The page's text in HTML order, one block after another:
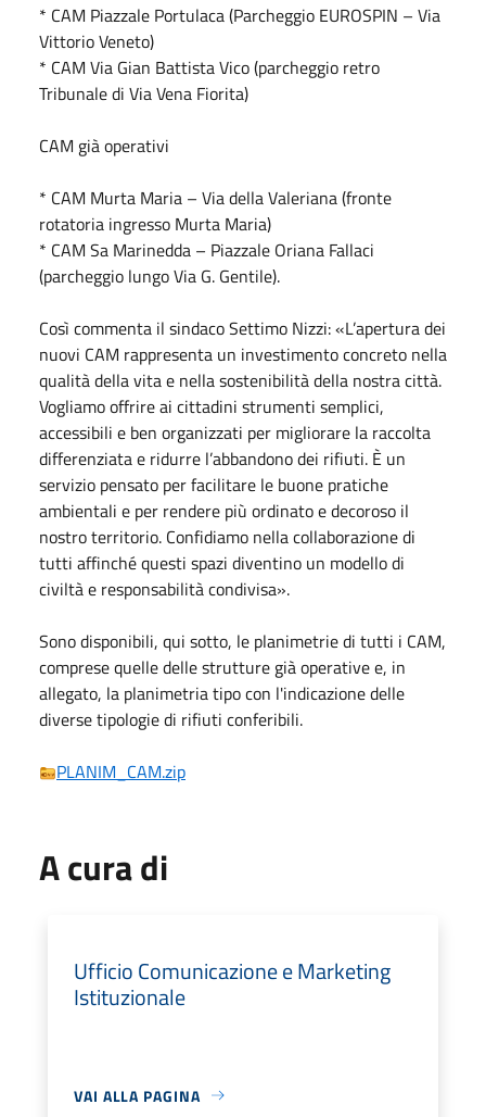
* CAM Piazzale Portulaca (Parcheggio EUROSPIN – Via
Vittorio Veneto)
* CAM Via Gian Battista Vico (parcheggio retro
Tribunale di Via Vena Fiorita)
CAM già operativi
* CAM Murta Maria – Via della Valeriana (fronte
rotatoria ingresso Murta Maria)
* CAM Sa Marinedda – Piazzale Oriana Fallaci
(parcheggio lungo Via G. Gentile).
Così commenta il sindaco Settimo Nizzi: «L’apertura dei
nuovi CAM rappresenta un investimento concreto nella
qualità della vita e nella sostenibilità della nostra città.
Vogliamo offrire ai cittadini strumenti semplici,
accessibili e ben organizzati per migliorare la raccolta
differenziata e ridurre l’abbandono dei rifiuti. È un
servizio pensato per facilitare le buone pratiche
ambientali e per rendere più ordinato e decoroso il
nostro territorio. Confidiamo nella collaborazione di
tutti affinché questi spazi diventino un modello di
civiltà e responsabilità condivisa».
Sono disponibili, qui sotto, le planimetrie di tutti i CAM,
comprese quelle delle strutture già operative e, in
allegato, la planimetria tipo con l'indicazione delle
diverse tipologie di rifiuti conferibili.
PLANIM_CAM.zip
A cura di
Ufficio Comunicazione e Marketing
Istituzionale
VAI ALLA PAGINA